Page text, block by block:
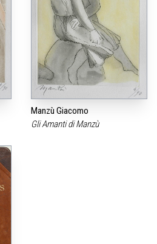
Manzù Giacomo
Gli Amanti di Manzù